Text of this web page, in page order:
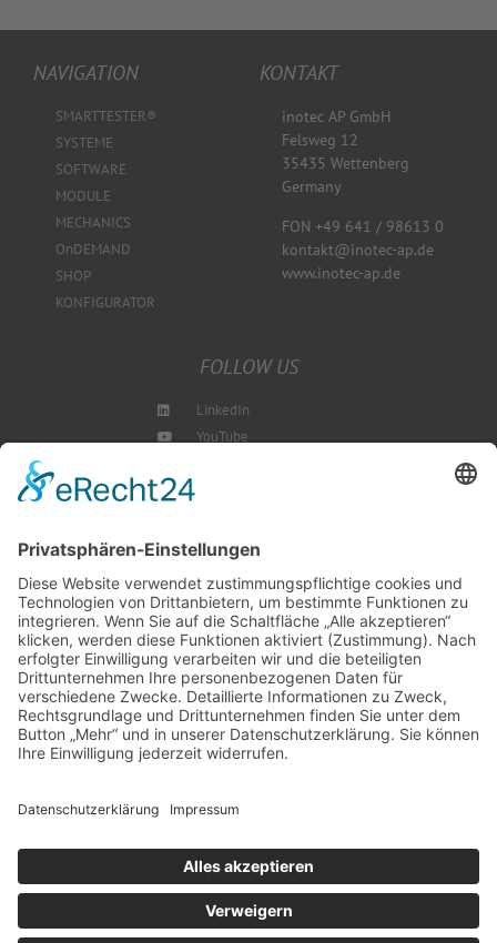
NAVIGATION
SMARTTESTER®
SYSTEME
SOFTWARE
MODULE
MECHANICS
OnDEMAND
SHOP
KONFIGURATOR
KONTAKT
inotec AP GmbH
Felsweg 12
35435 Wettenberg
Germany
FON +49 641 / 98613 0
kontakt@inotec-ap.de
www.inotec-ap.de
FOLLOW US
LinkedIn
YouTube
SCHREIBEN SIE UNS
SHOP BESUCHEN
IMPRESSUM|DATENSCHUTZ|SITEMAP